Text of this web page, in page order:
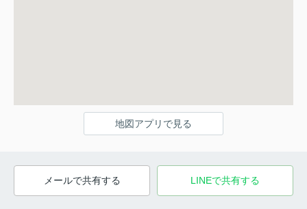
地図アプリで見る
メールで共有する LINEで共有する